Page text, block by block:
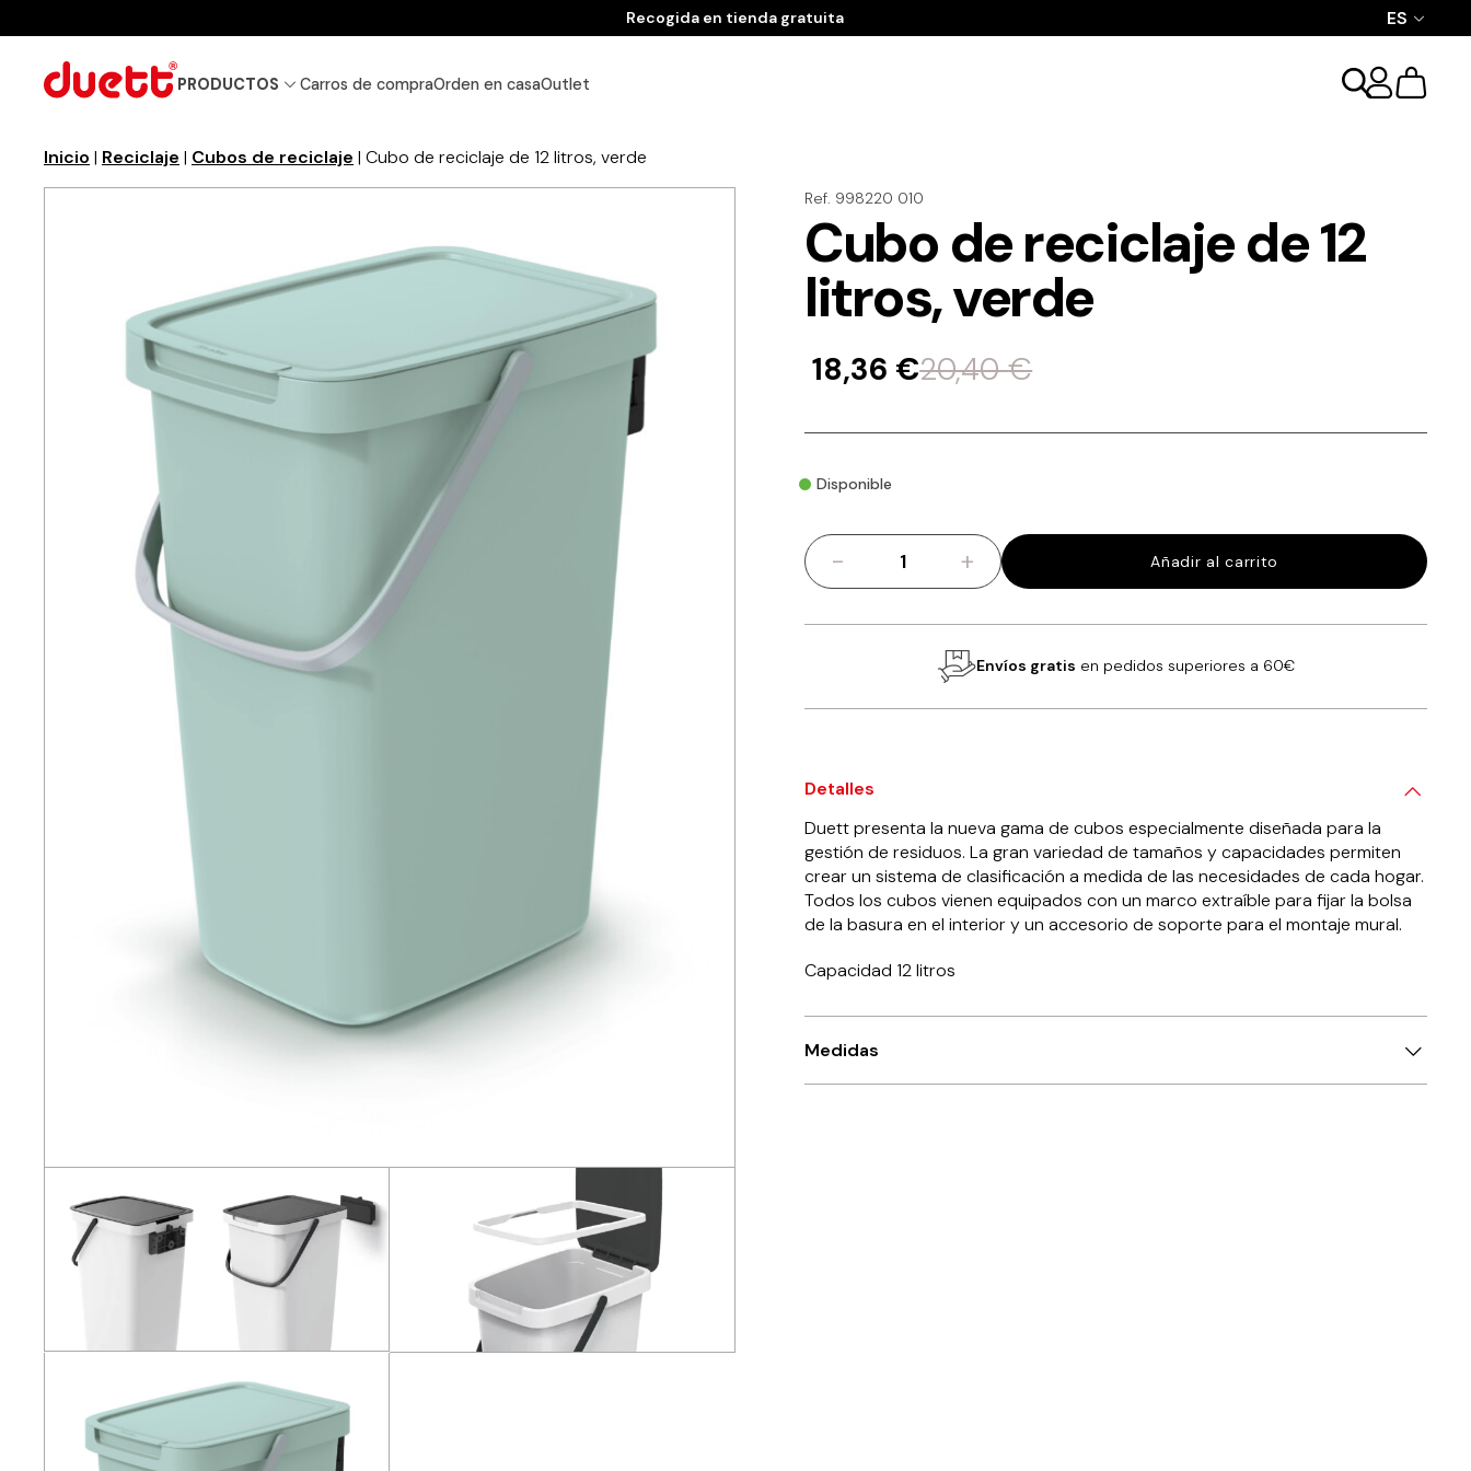
Recogida en tienda gratuita ES
PRODUCTOS Carros de compraOrden en casaOutlet
Inicio | Reciclaje | Cubos de reciclaje | Cubo de reciclaje de 12 litros, verde
Ref. 998220 010
Cubo de reciclaje de 12
litros, verde
20,40€
18,36 €
Disponible
-
Cubo
de
de
verde
+ Añadir al carrito
Envíos gratis en pedidos superiores a 60€
Detalles
Duett presenta la nueva gama de cubos especialmente diseñada para la
gestión de residuos. La gran variedad de tamaños y capacidades permiten
crear un sistema de clasificación a medida de las necesidades de cada hogar.
Todos los cubos vienen equipados con un marco extraíble para fijar la bolsa
de la basura en el interior y un accesorio de soporte para el montaje mural.
Capacidad 12 litros
Medidas